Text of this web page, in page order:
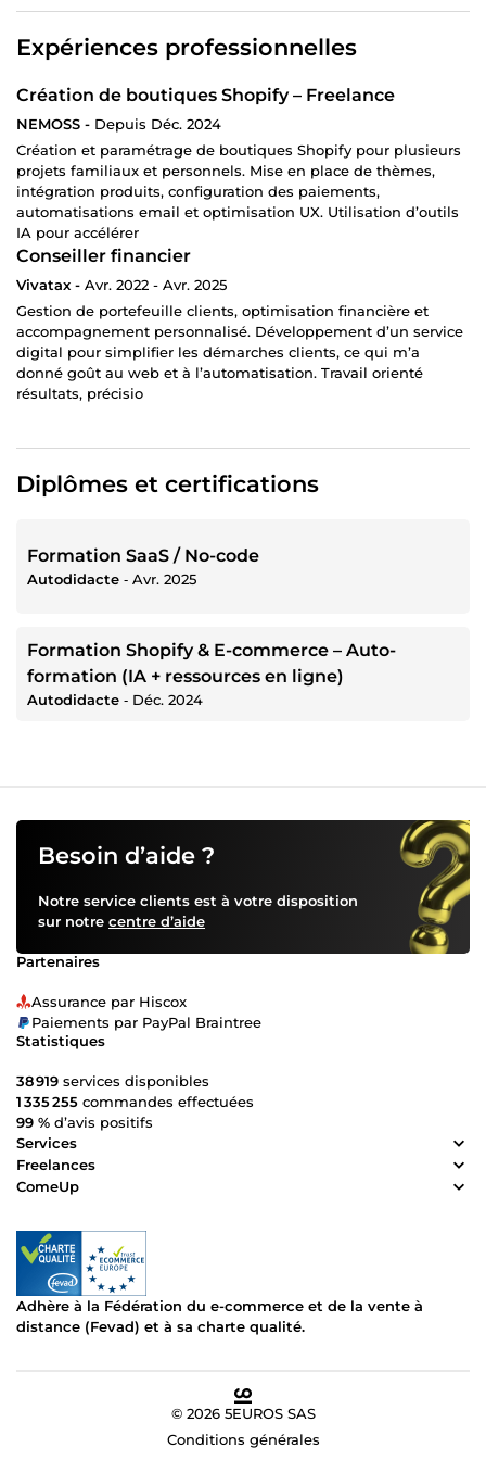
Expériences professionnelles
Création de boutiques Shopify – Freelance
NEMOSS - Depuis Déc. 2024
Création et paramétrage de boutiques Shopify pour plusieurs
projets familiaux et personnels. Mise en place de thèmes,
intégration produits, configuration des paiements,
automatisations email et optimisation UX. Utilisation d’outils
IA pour accélérer
Conseiller financier
Vivatax - Avr. 2022 - Avr. 2025
Gestion de portefeuille clients, optimisation financière et
accompagnement personnalisé. Développement d’un service
digital pour simplifier les démarches clients, ce qui m’a
donné goût au web et à l’automatisation. Travail orienté
résultats, précisio
Diplômes et certifications
Formation SaaS / No-code
Autodidacte ‐ Avr. 2025
Formation Shopify & E-commerce – Auto-
formation (IA + ressources en ligne)
Autodidacte ‐ Déc. 2024
Besoin d’aide ?
Notre service clients est à votre disposition
sur notre centre d’aide
Partenaires
Assurance par Hiscox
Paiements par PayPal Braintree
Statistiques
38 919 services disponibles
1 335 255 commandes effectuées
99 % d’avis positifs
Services
Freelances
ComeUp
Adhère à la Fédération du e-commerce et de la vente à
distance (Fevad) et à sa charte qualité.
© 2026 5EUROS SAS
Conditions générales